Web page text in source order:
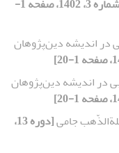
در اندیشه دین‌پژوهان
در اندیشه دین‌پژوهان
جامی
[دوره 13،